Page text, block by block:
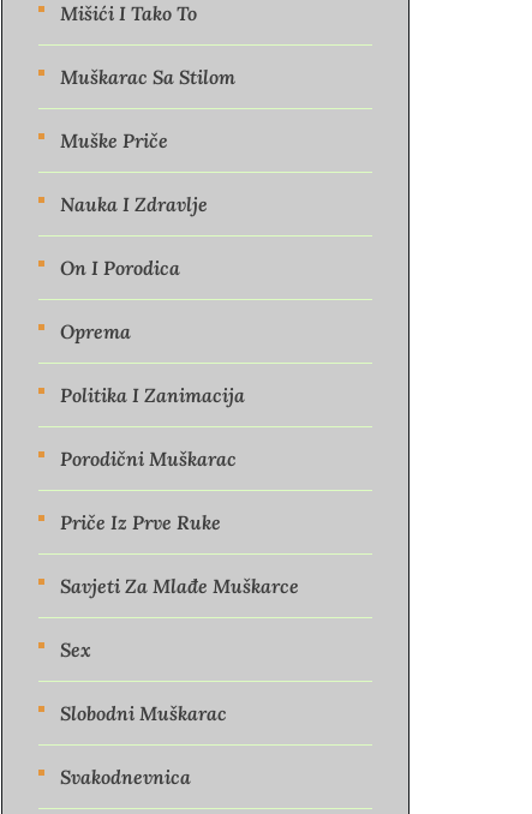
Mišići I Tako To
Muškarac Sa Stilom
Muške Priče
Nauka I Zdravlje
On I Porodica
Oprema
Politika I Zanimacija
Porodični Muškarac
Priče Iz Prve Ruke
Savjeti Za Mlađe Muškarce
Sex
Slobodni Muškarac
Svakodnevnica